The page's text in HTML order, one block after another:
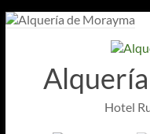
Saltar
Hotel